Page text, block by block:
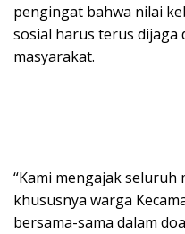
pengingat bahwa nilai
sosial harus terus dijaga
masyarakat.
“Kami mengajak seluruh
khususnya warga
bersama-sama dalam